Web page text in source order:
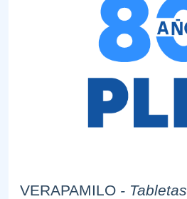
VERAPAMILO - Tabletas